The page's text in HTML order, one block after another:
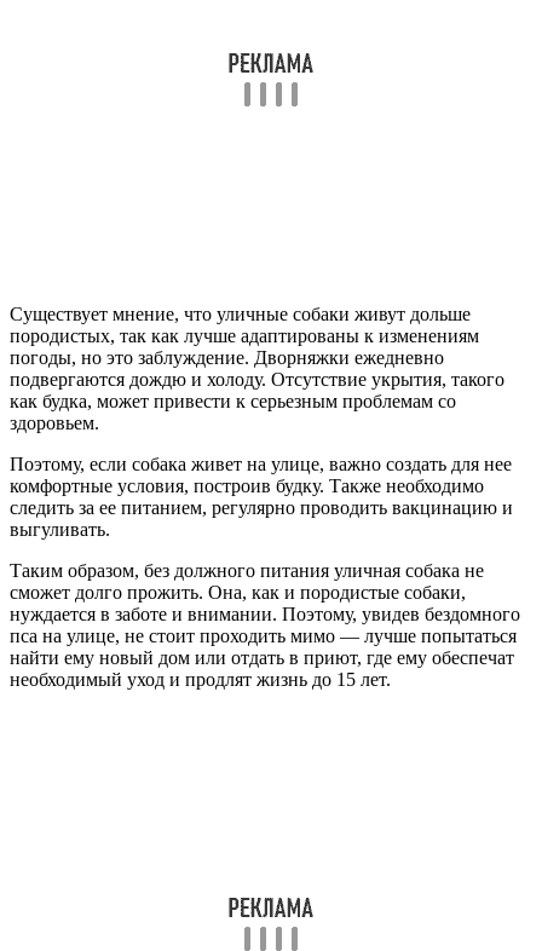
Существует мнение, что уличные собаки живут дольше
породистых, так как лучше адаптированы к изменениям
погоды, но это заблуждение. Дворняжки ежедневно
подвергаются дождю и холоду. Отсутствие укрытия, такого
как будка, может привести к серьезным проблемам со
здоровьем.
Поэтому, если собака живет на улице, важно создать для нее
комфортные условия, построив будку. Также необходимо
следить за ее питанием, регулярно проводить вакцинацию и
выгуливать.
Таким образом, без должного питания уличная собака не
сможет долго прожить. Она, как и породистые собаки,
нуждается в заботе и внимании. Поэтому, увидев бездомного
пса на улице, не стоит проходить мимо — лучше попытаться
найти ему новый дом или отдать в приют, где ему обеспечат
необходимый уход и продлят жизнь до 15 лет.